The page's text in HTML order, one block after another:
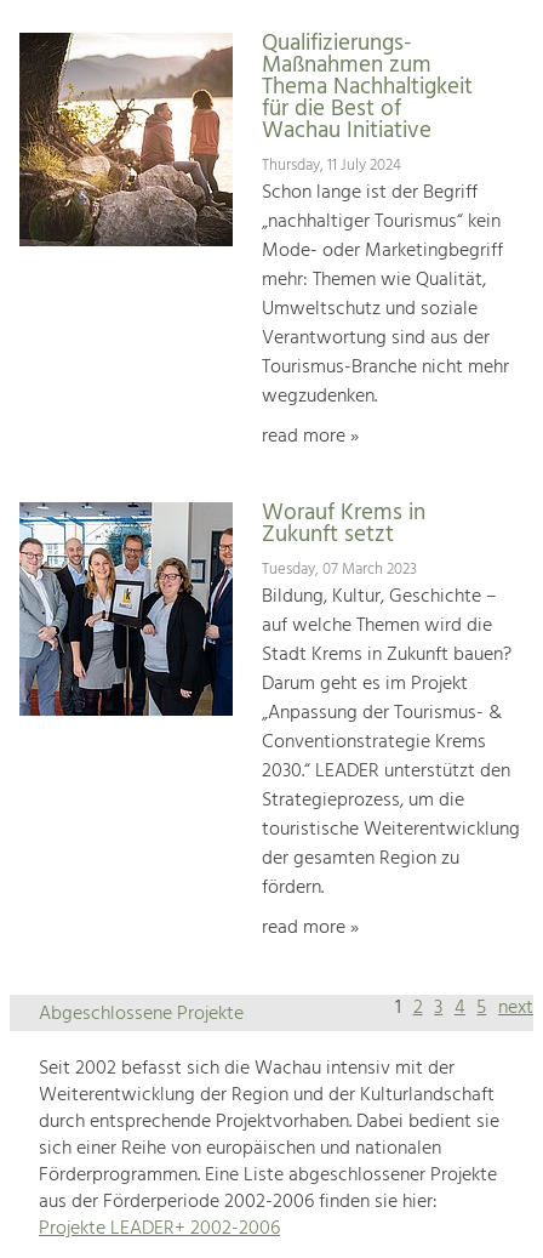
Qualifizierungs-
Maßnahmen zum
Thema Nachhaltigkeit
für die Best of
Wachau Initiative
Thursday, 11 July 2024
Schon lange ist der Begriff
„nachhaltiger Tourismus“ kein
Mode- oder Marketingbegriff
mehr: Themen wie Qualität,
Umweltschutz und soziale
Verantwortung sind aus der
Tourismus-Branche nicht mehr
wegzudenken.
read more »
Worauf Krems in
Zukunft setzt
Tuesday, 07 March 2023
Bildung, Kultur, Geschichte –
auf welche Themen wird die
Stadt Krems in Zukunft bauen?
Darum geht es im Projekt
„Anpassung der Tourismus- &
Conventionstrategie Krems
2030.“ LEADER unterstützt den
Strategieprozess, um die
touristische Weiterentwicklung
der gesamten Region zu
fördern.
read more »
1 2 3 4 5 next
Abgeschlossene Projekte
Seit 2002 befasst sich die Wachau intensiv mit der
Weiterentwicklung der Region und der Kulturlandschaft
durch entsprechende Projektvorhaben. Dabei bedient sie
sich einer Reihe von europäischen und nationalen
Förderprogrammen. Eine Liste abgeschlossener Projekte
aus der Förderperiode 2002-2006 finden sie hier:
Projekte LEADER+ 2002-2006